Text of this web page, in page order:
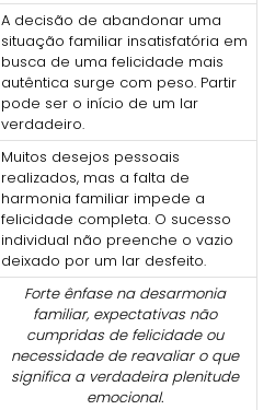
A decisão de abandonar uma
situação familiar insatisfatória em
busca de uma felicidade mais
autêntica surge com peso. Partir
pode ser o início de um lar
verdadeiro.
Muitos desejos pessoais
realizados, mas a falta de
harmonia familiar impede a
felicidade completa. O sucesso
individual não preenche o vazio
deixado por um lar desfeito.
Forte ênfase na desarmonia
familiar, expectativas não
cumpridas de felicidade ou
necessidade de reavaliar o que
significa a verdadeira plenitude
emocional.